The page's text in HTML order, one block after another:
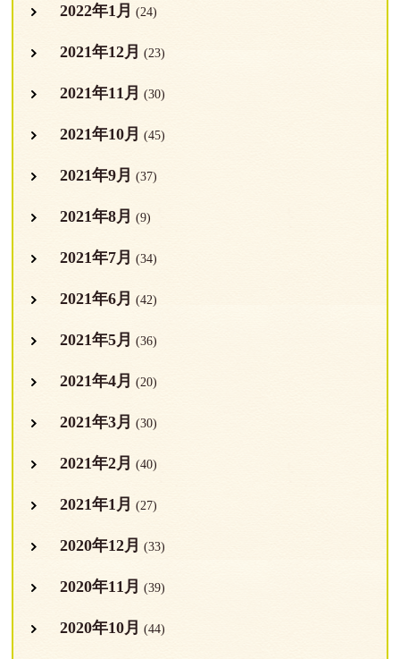
2022年1月 (24)
2021年12月 (23)
2021年11月 (30)
2021年10月 (45)
2021年9月 (37)
2021年8月 (9)
2021年7月 (34)
2021年6月 (42)
2021年5月 (36)
2021年4月 (20)
2021年3月 (30)
2021年2月 (40)
2021年1月 (27)
2020年12月 (33)
2020年11月 (39)
2020年10月 (44)